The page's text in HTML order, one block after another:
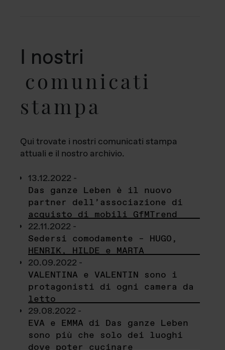
I nostri
comunicati
stampa
Qui trovate i nostri comunicati stampa
attuali e il nostro archivio.
13.12.2022 -
Das ganze Leben è il nuovo
partner dell’associazione di
acquisto di mobili GfMTrend
22.11.2022 -
Sedersi comodamente – HUGO,
HENRIK, HILDE e MARTA
20.09.2022 -
VALENTINA e VALENTIN sono i
protagonisti di ogni camera da
letto
29.08.2022 -
EVA e EMMA di Das ganze Leben
sono più che solo dei luoghi
dove poter cucinare